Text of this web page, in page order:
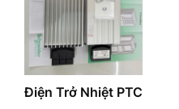
Điện Trở Nhiệt PTC